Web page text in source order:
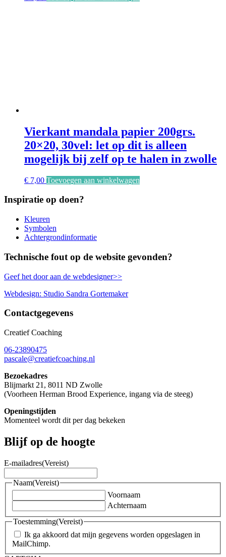
Vierkant mandala papier 200grs.
20×20, 30vel: let op dit is alleen
mogelijk bij zelf op te halen in zwolle
€ 7,00 Toevoegen aan winkelwagen
Inspiratie op doen?
Kleuren
Symbolen
Achtergrondinformatie
Technische fout op de website gevonden?
Geef het door aan de webdesigner>>
Webdesign: Studio Sandra Gortemaker
Contactgegevens
Creatief Coaching
06-23890475
pascale@creatiefcoaching.nl
Bezoekadres
Blijmarkt 21, 8011 ND Zwolle
(Voorheen Herman Brood Experience, ingang via de steeg)
Openingstijden
Momenteel wordt dit per dag bekeken
Blijf op de hoogte
E-mailadres(Vereist)
Naam(Vereist)
Voornaam
Achternaam
Toestemming(Vereist)
Ik ga akkoord dat mijn gegevens worden opgeslagen in
MailChimp.